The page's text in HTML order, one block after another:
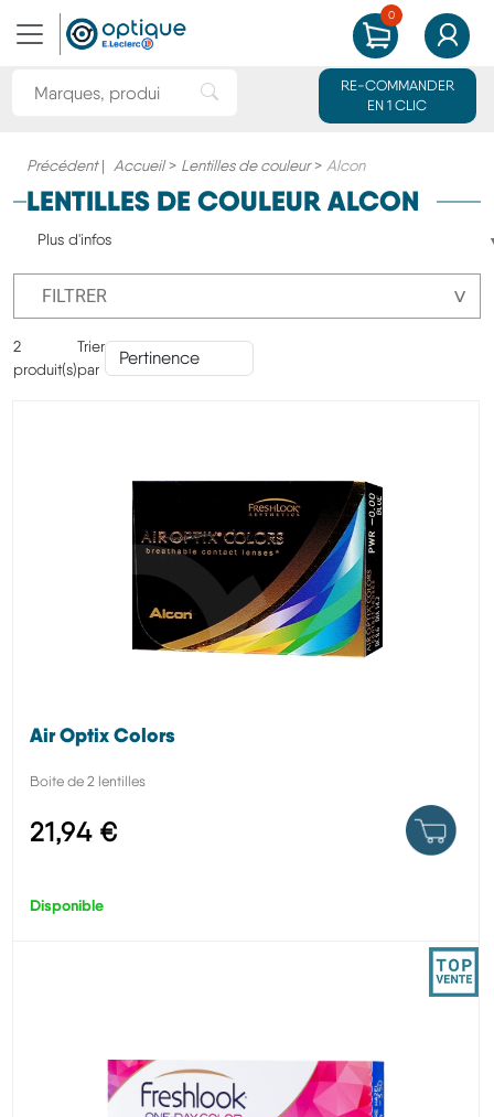
Rechercher une marque ou un produit
RE-COMMANDER
EN 1 CLIC
0
MON PANIER
Précédent| Accueil > Lentilles de couleur > Alcon
LENTILLES DE COULEUR ALCON
Plus d'infos
FILTRER ˅
2
produit(s)
Trier
par
Air Optix Colors
Boite de 2 lentilles
21,94 €
Disponible